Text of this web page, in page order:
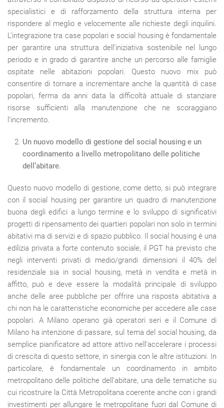
specialistici e di rafforzamento della struttura interna per
rispondere al meglio e velocemente alle richieste degli inquilini.
L’integrazione tra case popolari e social housing è fondamentale
per garantire una struttura dell’iniziativa sostenibile nel lungo
periodo e in grado di garantire anche un percorso alle famiglie
ospitate nelle abitazioni popolari. Questo nuovo mix può
consentire di tornare a incrementare anche la quantità di case
popolari, ferma da anni data la difficoltà attuale di stanziare
risorse sufficienti alla manutenzione che ne scoraggiano
l’incremento.
Un nuovo modello di gestione del social housing e un
coordinamento a livello metropolitano delle politiche
dell’abitare.
Questo nuovo modello di gestione, come detto, si può integrare
con il social housing per garantire un quadro di manutenzione
buona degli edifici a lungo termine e lo sviluppo di significativi
progetti di ripensamento dei quartieri popolari non solo in termini
abitativi ma di servizi e di spazio pubblico. Il social housing è una
edilizia privata a forte contenuto sociale, il PGT ha previsto che
negli interventi privati di medio/grandi dimensioni il 40% del
residenziale sia in social housing, metà in vendita e metà in
affitto, può e deve essere la modalità principale di sviluppo
anche delle aree pubbliche per offrire una risposta abitativa a
chi non ha le caratteristiche economiche per accedere alle case
popolari. A Milano operano già operatori seri e il Comune di
Milano ha intenzione di passare, sul tema del social housing, da
semplice pianificatore ad attore attivo nell’accelerare i processi
di crescita di questo settore, in sinergia con le altre istituzioni. In
particolare, è fondamentale un coordinamento in ambito
metropolitano delle politiche dell’abitare, una delle tematiche su
cui ricostruire la Città Metropolitana coerente anche con i grandi
investimenti per allungare le metropolitane fuori dal Comune di